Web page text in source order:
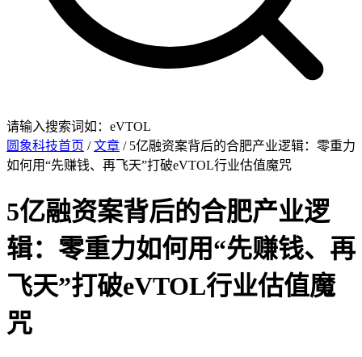
请输入搜索词如：eVTOL
圆象科技首页 /文章 / 5亿融资案背后的合肥产业逻辑：零重力
如何用“先赚钱、再飞天”打破eVTOL行业估值魔咒
5亿融资案背后的合肥产业逻
辑：零重力如何用“先赚钱、再
飞天”打破eVTOL行业估值魔
咒